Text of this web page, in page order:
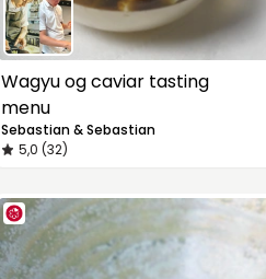
Wagyu og caviar tasting
menu
Sebastian & Sebastian
5,0 (32)